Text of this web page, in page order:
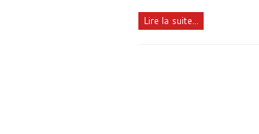
Lire la suite...